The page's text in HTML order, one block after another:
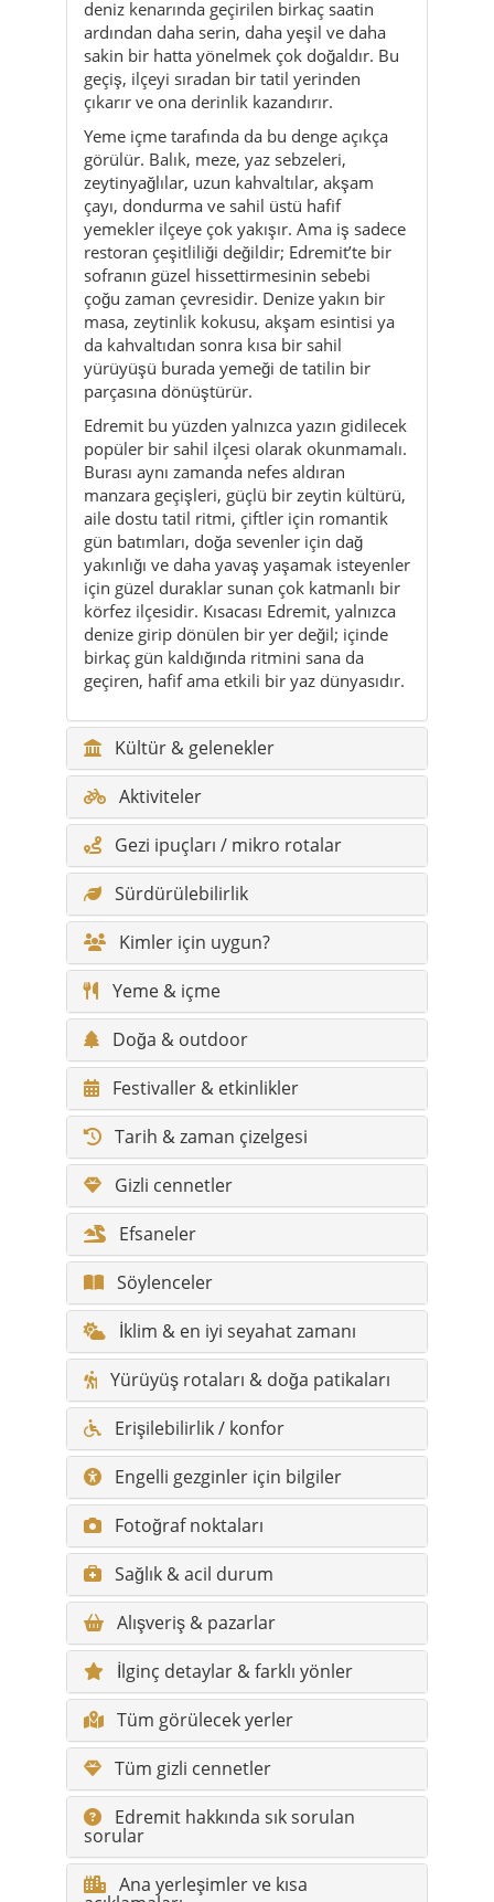
Yeme içme tarafında da bu denge açıkça
görülür. Balık, meze, yaz sebzeleri,
zeytinyağlılar, uzun kahvaltılar, akşam
çayı, dondurma ve sahil üstü hafif
yemekler ilçeye çok yakışır. Ama iş sadece
restoran çeşitliliği değildir; Edremit’te bir
sofranın güzel hissettirmesinin sebebi
çoğu zaman çevresidir. Denize yakın bir
masa, zeytinlik kokusu, akşam esintisi ya
da kahvaltıdan sonra kısa bir sahil
yürüyüşü burada yemeği de tatilin bir
parçasına dönüştürür.
Edremit bu yüzden yalnızca yazın gidilecek
popüler bir sahil ilçesi olarak okunmamalı.
Burası aynı zamanda nefes aldıran
manzara geçişleri, güçlü bir zeytin kültürü,
aile dostu tatil ritmi, çiftler için romantik
gün batımları, doğa sevenler için dağ
yakınlığı ve daha yavaş yaşamak isteyenler
için güzel duraklar sunan çok katmanlı bir
körfez ilçesidir. Kısacası Edremit, yalnızca
denize girip dönülen bir yer değil; içinde
birkaç gün kaldığında ritmini sana da
geçiren, hafif ama etkili bir yaz dünyasıdır.
Kültür & gelenekler
Aktiviteler
Gezi ipuçları / mikro rotalar
Sürdürülebilirlik
Kimler için uygun?
Yeme & içme
Doğa & outdoor
Festivaller & etkinlikler
Tarih & zaman çizelgesi
Gizli cennetler
Efsaneler
Söylenceler
İklim & en iyi seyahat zamanı
Yürüyüş rotaları & doğa patikaları
Erişilebilirlik / konfor
Engelli gezginler için bilgiler
Fotoğraf noktaları
Sağlık & acil durum
Alışveriş & pazarlar
İlginç detaylar & farklı yönler
Tüm görülecek yerler
Tüm gizli cennetler
Edremit hakkında sık sorulan
sorular
Ana yerleşimler ve kısa
açıklamaları
Mahalleler / yerleşimler ve kısa
açıklamaları